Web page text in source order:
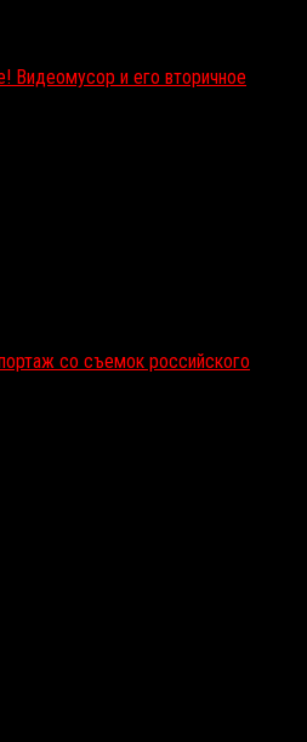
Видеомусор и его вторичное
со съемок российского